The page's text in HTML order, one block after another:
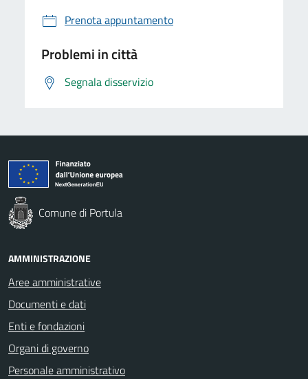
Prenota appuntamento
Problemi in città
Segnala disservizio
Comune di Portula
AMMINISTRAZIONE
Aree amministrative
Documenti e dati
Enti e fondazioni
Organi di governo
Personale amministrativo